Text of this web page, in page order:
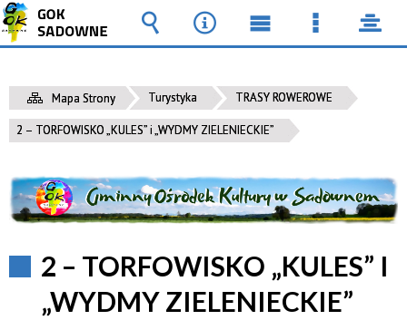
Mapa Strony Turystyka TRASY ROWEROWE
2 – TORFOWISKO „KULES” i „WYDMY ZIELENIECKIE”
2 – TORFOWISKO „KULES” I
„WYDMY ZIELENIECKIE”
Wyszukiwarka
Narzędzia
MenuMenu